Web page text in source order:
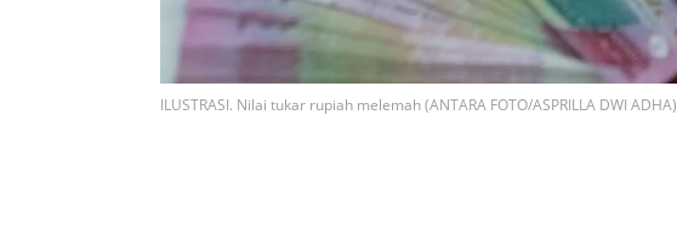
ILUSTRASI. Nilai tukar rupiah melemah (ANTARA FOTO/ASPRILLA DWI ADHA)